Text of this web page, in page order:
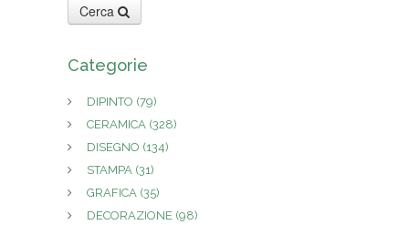
Cerca
Categorie
DIPINTO (79)
CERAMICA (328)
DISEGNO (134)
STAMPA (31)
GRAFICA (35)
DECORAZIONE (98)